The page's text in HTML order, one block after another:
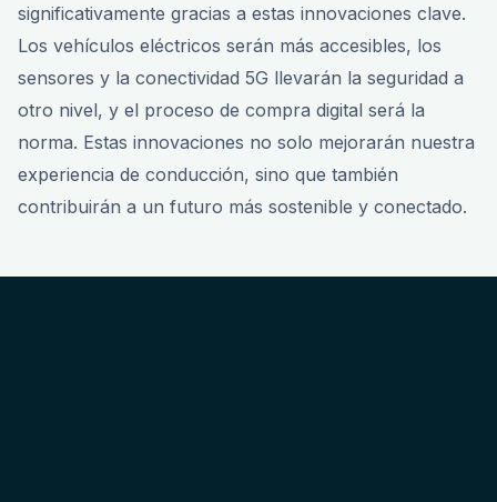
significativamente gracias a estas innovaciones clave.
Los vehículos eléctricos serán más accesibles, los
sensores y la conectividad 5G llevarán la seguridad a
otro nivel, y el proceso de compra digital será la
norma. Estas innovaciones no solo mejorarán nuestra
experiencia de conducción, sino que también
contribuirán a un futuro más sostenible y conectado.